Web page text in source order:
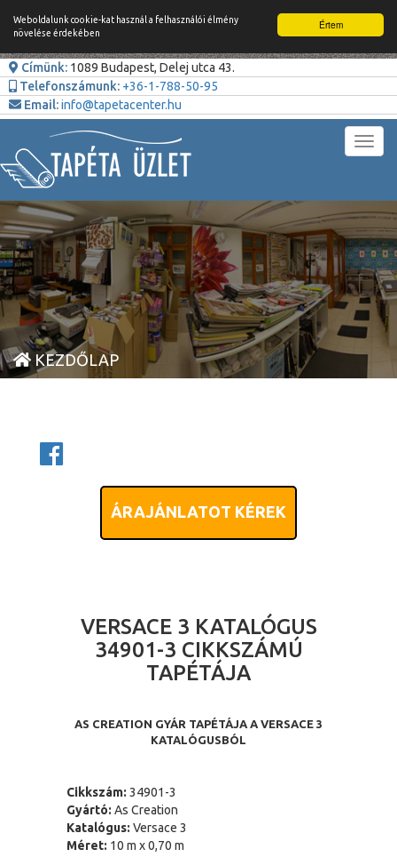
Értem
Weboldalunk cookie-kat használ a felhasználói élmény
növelése érdekében
Címünk: 1089 Budapest, Delej utca 43.
Telefonszámunk: +36-1-788-50-95
Email:info@tapetacenter.hu
KEZDŐLAP
ÁRAJÁNLATOT KÉREK
VERSACE 3 KATALÓGUS
34901-3 CIKKSZÁMÚ
TAPÉTÁJA
AS CREATION GYÁR TAPÉTÁJA A VERSACE 3
KATALÓGUSBÓL
Cikkszám: 34901-3
Gyártó: As Creation
Katalógus: Versace 3
Méret: 10 m x 0,70 m